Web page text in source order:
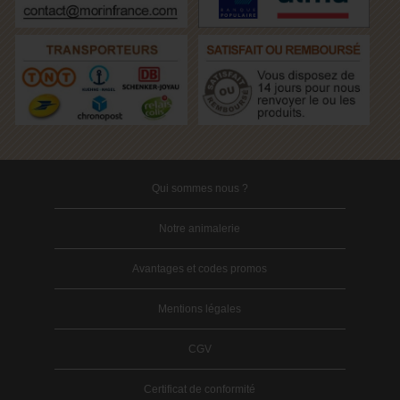
Qui sommes nous ?
Notre animalerie
Avantages et codes promos
Mentions légales
CGV
Certificat de conformité